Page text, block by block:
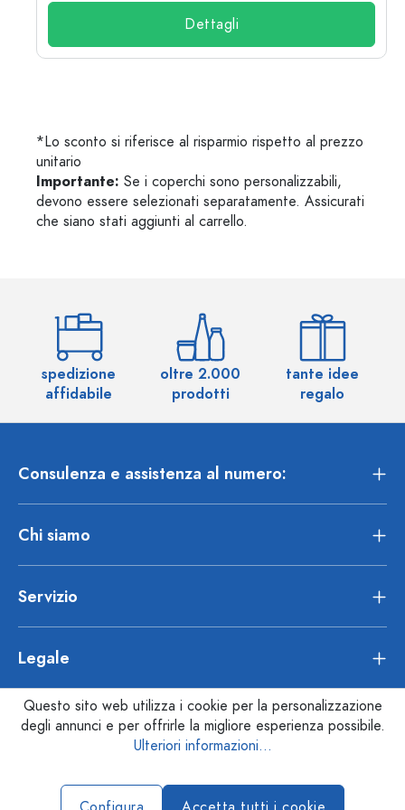
Dettagli
*Lo sconto si riferisce al risparmio rispetto al prezzo
unitario
Importante: Se i coperchi sono personalizzabili,
devono essere selezionati separatamente. Assicurati
che siano stati aggiunti al carrello.
spedizione
affidabile
oltre 2.000
prodotti
tante idee
regalo
Consulenza e assistenza al numero:
Chi siamo
Servizio
Legale
Questo sito web utilizza i cookie per la personalizzazione
degli annunci e per offrirle la migliore esperienza possibile.
Ulteriori informazioni...